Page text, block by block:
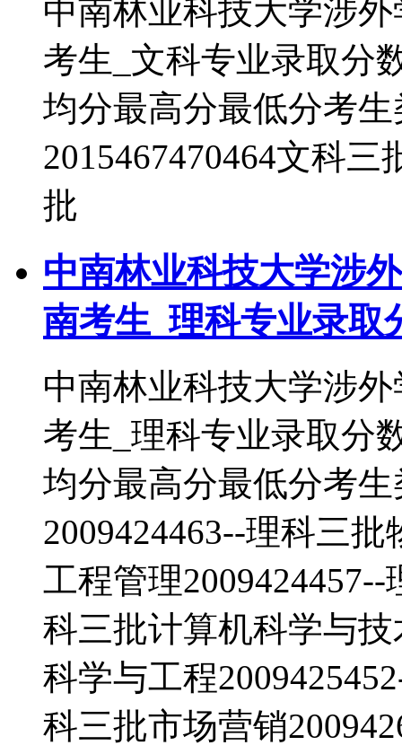
中南林业科技大学涉
考生_文科专业录取分
均分最高分最低分考
2015467470464文科三
批
中南林业科技大学涉
南考生_理科专业录取
中南林业科技大学涉
考生_理科专业录取分
均分最高分最低分考
2009424463--理科三
工程管理
科三批计算机科学与技
科学与工程
科三批市场营销